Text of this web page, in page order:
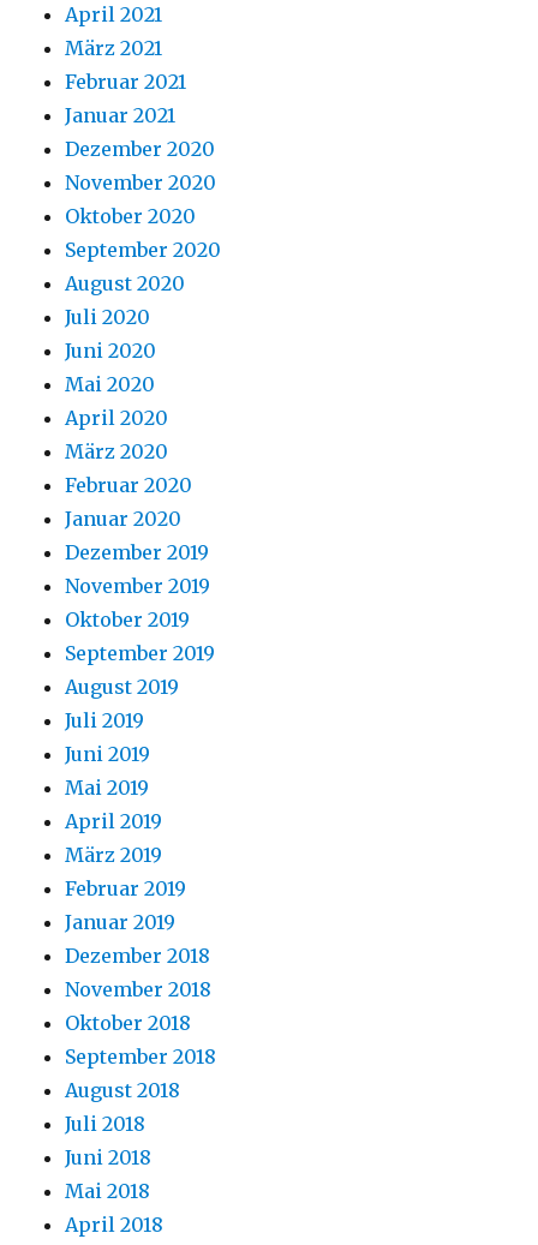
April 2021
März 2021
Februar 2021
Januar 2021
Dezember 2020
November 2020
Oktober 2020
September 2020
August 2020
Juli 2020
Juni 2020
Mai 2020
April 2020
März 2020
Februar 2020
Januar 2020
Dezember 2019
November 2019
Oktober 2019
September 2019
August 2019
Juli 2019
Juni 2019
Mai 2019
April 2019
März 2019
Februar 2019
Januar 2019
Dezember 2018
November 2018
Oktober 2018
September 2018
August 2018
Juli 2018
Juni 2018
Mai 2018
April 2018